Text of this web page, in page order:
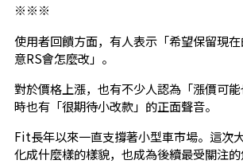
※※※
使用者回饋方面，有人表示「希望保留現
意RS會怎麼改」。
對於價格上漲，也有不少人認為「漲價可
時也有「很期待小改款」的正面聲音。
Fit長年以來一直支撐著小型車市場。這次
化成什麼樣的樣貌，也成為後續最受關注的